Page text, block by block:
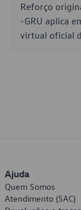
Reforço
-GRU aplica
virtual oficial
Ajuda
Quem Somos
Atendimento (SAC)